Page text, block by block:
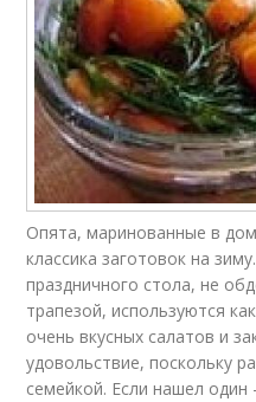
Опята, маринованные в
классика заготовок на
праздничного стола, не
трапезой, используются
очень вкусных салатов и
удовольствие, поскольку
семейкой. Если нашел